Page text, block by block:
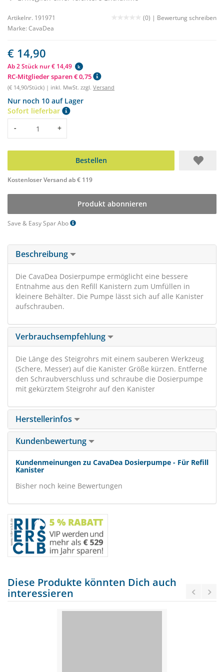
Artikelnr. 191971 (0) | Bewertung schreiben
Marke: CavaDea
€ 14,90
Ab 2 Stück nur € 14,49 k
RC-Mitglieder sparen € 0,75
(€ 14,90/Stück) | inkl. MwSt. zzgl. Versand
Nur noch 10 auf Lager
Sofort lieferbar
Menge
- +
Bestellen
Kostenloser Versand ab € 119
Produkt abonnieren
Save & Easy Spar Abo
Beschreibung
Die CavaDea Dosierpumpe ermöglicht eine bessere
Entnahme aus den Refill Kanistern zum Umfüllen in
kleinere Behälter. Die Pumpe lässt sich auf alle Kanister
aufschrauben.
Verbrauchsempfehlung
Die Länge des Steigrohrs mit einem sauberen Werkzeug
(Schere, Messer) auf die Kanister Größe kürzen. Entferne
den Schraubverschluss und schraube die Dosierpumpe
mit gekürztem Steigrohr auf den Kanister
Herstellerinfos
Kundenbewertung
Kundenmeinungen zu CavaDea Dosierpumpe - Für Refill
Kanister
Bisher noch keine Bewertungen
Diese Produkte könnten Dich auch
interessieren